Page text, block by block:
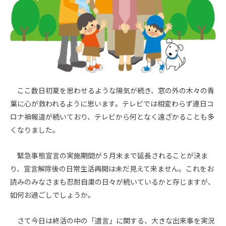
ここ数日初夏を思わせるような陽気が続き、窓の外の木々の青
葉に心が救われるように思います。テレビでは相変わらず連日コ
ロナ禍報道が続いており、テレビから何となく遠ざかることも多
くなりました。
緊急事態宣言の実施期間が５月末まで延長されることが決ま
り、宣言解除後の日常生活再開は未だ見えて来ません。これをお
読みのみなさまも忍耐自粛の日々が続いているかと存じますが、
如何お過ごしでしょうか。
さて今日は終活の中の「遺言」に関する、大きな出来事を実況